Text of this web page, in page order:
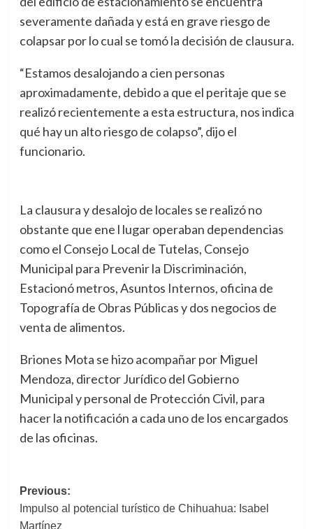
severamente dañada y está en grave riesgo de
colapsar por lo cual se tomó la decisión de clausura.
“Estamos desalojando a cien personas
aproximadamente, debido a que el peritaje que se
realizó recientemente a esta estructura, nos indica
qué hay un alto riesgo de colapso”, dijo el
funcionario.
La clausura y desalojo de locales se realizó no
obstante que ene l lugar operaban dependencias
como el Consejo Local de Tutelas, Consejo
Municipal para Prevenir la Discriminación,
Estacionó metros, Asuntos Internos, oficina de
Topografía de Obras Públicas y dos negocios de
venta de alimentos.
Briones Mota se hizo acompañar por Miguel
Mendoza, director Jurídico del Gobierno
Municipal y personal de Protección Civil, para
hacer la notificación a cada uno de los encargados
de las oficinas.
Navegación
Previous:
Impulso al potencial turístico de Chihuahua: Isabel
Martínez